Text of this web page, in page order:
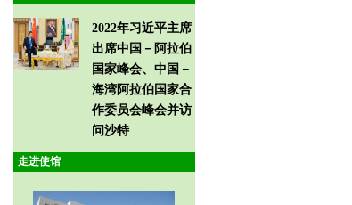
2022年习近平主席
出席中国－阿拉伯
国家峰会、中国－
海湾阿拉伯国家合
作委员会峰会并访
问沙特
走进使馆